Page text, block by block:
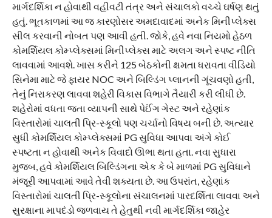
માર્ગદર્શિકા ન હોવાથી વહીવટી તંત્ર અને સંચાલકો વચ્ચે ઘર્ષણ થતું
હતું. ભૂતકાળમાં આ જ કારણોસર અમદાવાદમાં અનેક મિનીપ્લેક્સ
સીલ કરવાની નોબત પણ આવી હતી. જોકે, હવે નવા નિયમો હેઠળ
કોમર્શિયલ કોમ્પ્લેક્સમાં મિનીપ્લેક્સ માટે અલગ અને સ્પષ્ટ નીતિ
લાવવામાં આવશે. ખાસ કરીને 125 બેઠકોની ક્ષમતા ધરાવતા વીડિયો
સિનેમા માટે જે ફાયર NOC અને બિલ્ડિંગ પ્લાનની ગૂંચવણો હતી,
તેનું નિરાકરણ લાવવા શહેરી વિકાસ વિભાગે તૈયારી કરી લીધી છે.
શહેરોમાં વધતા જતા વ્યાપની સાથે પેઈંગ ગેસ્ટ અને રહેણાંક
વિસ્તારોમાં ચાલતી પ્રિ-સ્કૂલો પણ ચર્ચાનો વિષય બની છે. અત્યાર
સુધી કોમર્શિયલ કોમ્પ્લેક્સમાં PG સુવિધા આપવા અંગે કોઈ
સ્પષ્ટતા ન હોવાથી અનેક વિવાદો ઊભા થતા હતા. નવા સુધારા
મુજબ, હવે કોમર્શિયલ બિલ્ડિંગના એક કે બે માળમાં PG સુવિધાને
મંજૂરી આપવામાં આવે તેવી શક્યતા છે. આ ઉપરાંત, રહેણાંક
વિસ્તારોમાં ચાલતી પ્રિ-સ્કૂલોના સંચાલનમાં પારદર્શિતા લાવવા અને
સુરક્ષાના માપદંડો જળવાય તે હેતુથી નવી માર્ગદર્શિકા જાહેર